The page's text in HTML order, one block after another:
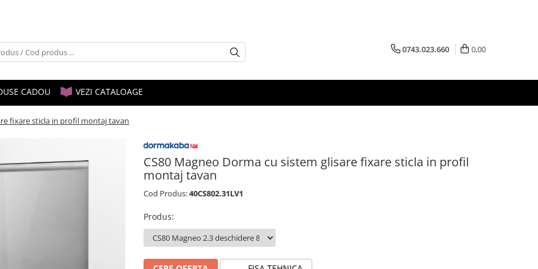
0743.023.660 0,00
CADOU VEZI CATALOAGE
fixare sticla in profil montaj tavan
CS80 Magneo Dorma cu sistem glisare fixare sticla in profil
montaj tavan
Cod Produs:40CS802.31LV1
Produs: